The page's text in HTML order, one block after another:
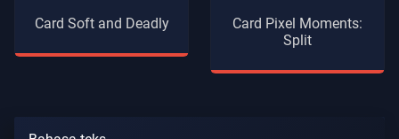
Card Soft and Deadly
Card Pixel Moments:
Split